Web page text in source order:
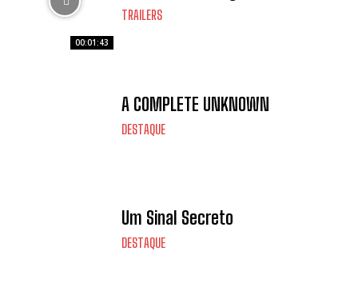
00:01:43
TRAILERS
A COMPLETE UNKNOWN
DESTAQUE
Um Sinal Secreto
DESTAQUE